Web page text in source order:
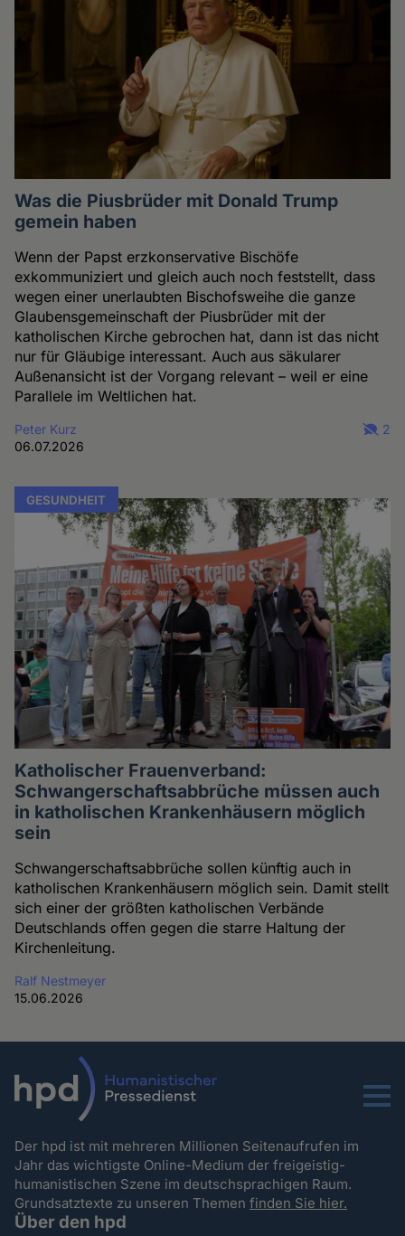
Was die Piusbrüder mit Donald Trump
gemein haben
Wenn der Papst erzkonservative Bischöfe
exkommuniziert und gleich auch noch feststellt, dass
wegen einer unerlaubten Bischofsweihe die ganze
Glaubensgemeinschaft der Piusbrüder mit der
katholischen Kirche gebrochen hat, dann ist das nicht
nur für Gläubige interessant. Auch aus säkularer
Außenansicht ist der Vorgang relevant – weil er eine
Parallele im Weltlichen hat.
Peter Kurz
06.07.2026
2
GESUNDHEIT
Katholischer Frauenverband:
Schwangerschaftsabbrüche müssen auch
in katholischen Krankenhäusern möglich
sein
Schwangerschaftsabbrüche sollen künftig auch in
katholischen Krankenhäusern möglich sein. Damit stellt
sich einer der größten katholischen Verbände
Deutschlands offen gegen die starre Haltung der
Kirchenleitung.
Ralf Nestmeyer
15.06.2026
Menu
Der hpd ist mit mehreren Millionen Seitenaufrufen im
Jahr das wichtigste Online-Medium der freigeistig-
humanistischen Szene im deutschsprachigen Raum.
Grundsatztexte zu unseren Themenfinden Sie hier.
Über den hpd